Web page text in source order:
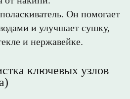
Он помогает
и улучшает сушку,
и нержавейке.
ключевых узлов